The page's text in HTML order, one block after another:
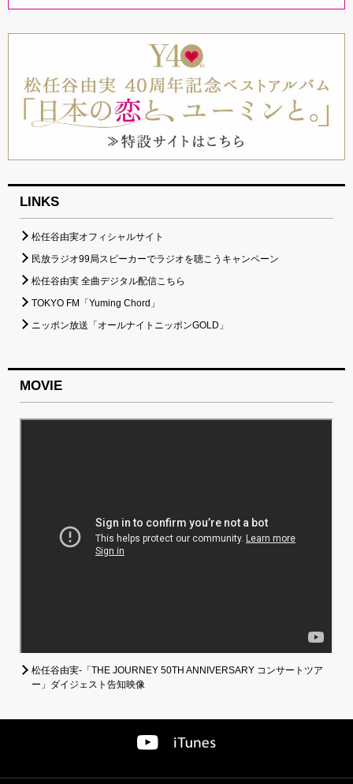
LINKS
松任谷由実オフィシャルサイト
民放ラジオ99局スピーカーでラジオを聴こうキャンペーン
松任谷由実 全曲デジタル配信こちら
TOKYO FM「Yuming Chord」
ニッポン放送「オールナイトニッポンGOLD」
MOVIE
松任谷由実-「THE JOURNEY 50TH ANNIVERSARY コンサートツア
ー」ダイジェスト告知映像